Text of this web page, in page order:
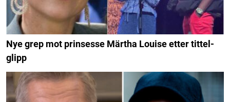
Nye grep mot prinsesse Märtha Louise etter tittel-
glipp